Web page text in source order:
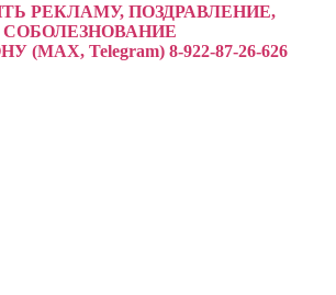
РЕКЛАМУ, ПОЗДРАВЛЕНИЕ,
СОБОЛЕЗНОВАНИЕ
Telegram) 8-922-87-26-626